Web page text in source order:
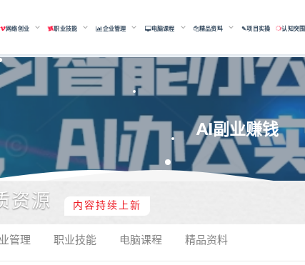
网络创业 职业技能 企业管理 电脑课程 精品资料 ✎项目实操 认知突围
AI副业赚钱
资源 内容持续上新
管理 职业技能 电脑课程 精品资料